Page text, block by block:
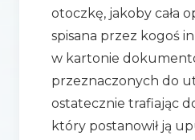
otoczkę, jakoby cała
spisana przez kogoś
w kartonie
przeznaczonych do
ostatecznie trafiając
który postanowił ją